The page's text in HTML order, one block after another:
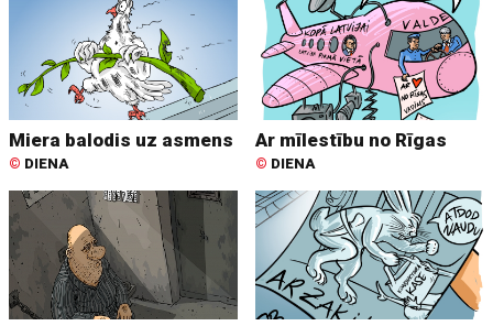
Miera balodis uz asmens
© DIENA
Ar mīlestību no Rīgas
© DIENA